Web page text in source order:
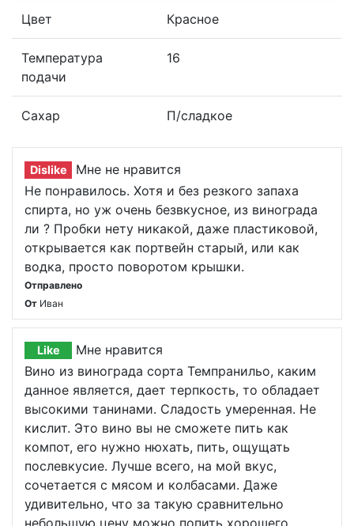
Цвет Красное
Температура
подачи
16
Сахар П/сладкое
Dislike
Мне не нравится
Не понравилось. Хотя и без резкого запаха
спирта, но уж очень безвкусное, из винограда
ли ? Пробки нету никакой, даже пластиковой,
открывается как портвейн старый, или как
водка, просто поворотом крышки.
Отправлено
От Иван
Like
Мне нравится
Вино из винограда сорта Темпранильо, каким
данное является, дает терпкость, то обладает
высокими танинами. Сладость умеренная. Не
кислит. Это вино вы не сможете пить как
компот, его нужно нюхать, пить, ощущать
послевкусие. Лучше всего, на мой вкус,
сочетается с мясом и колбасами. Даже
удивительно, что за такую сравнительно
небольшую цену можно попить хорошего,